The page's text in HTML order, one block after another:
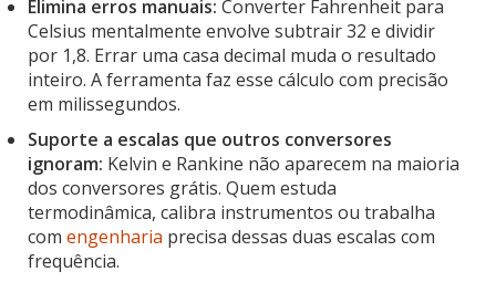
Elimina erros manuais: Converter Fahrenheit para
Celsius mentalmente envolve subtrair 32 e dividir
por 1,8. Errar uma casa decimal muda o resultado
inteiro. A ferramenta faz esse cálculo com precisão
em milissegundos.
Suporte a escalas que outros conversores
ignoram: Kelvin e Rankine não aparecem na maioria
dos conversores grátis. Quem estuda
termodinâmica, calibra instrumentos ou trabalha
com engenharia precisa dessas duas escalas com
frequência.